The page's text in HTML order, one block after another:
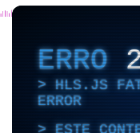
ERRO
HLS.JS
ERROR
ESTE